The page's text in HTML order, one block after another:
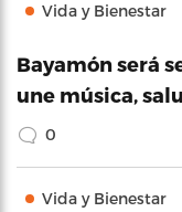
Vida y Bienestar
Bayamón será
une música,
0
Vida y Bienestar